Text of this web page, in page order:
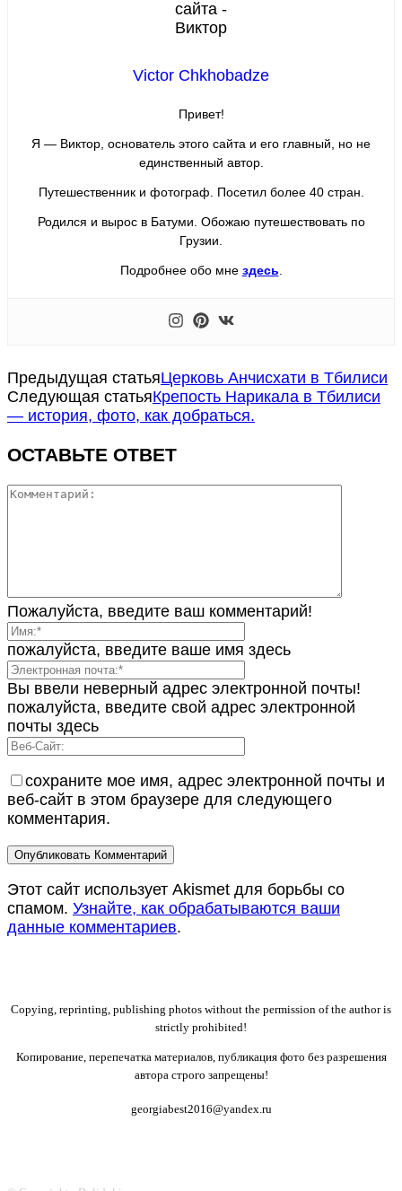
Victor Chkhobadze
Привет!
Я — Виктор, основатель этого сайта и его главный, но не
единственный автор.
Путешественник и фотограф. Посетил более 40 стран.
Родился и вырос в Батуми. Обожаю путешествовать по
Грузии.
Подробнее обо мне здесь
Предыдущая статьяЦерковь Анчисхати в Тбилиси
Следующая статьяКрепость Нарикала в Тбилиси
— история, фото, как добраться.
ОСТАВЬТЕ ОТВЕТ
Пожалуйста, введите ваш комментарий!
пожалуйста, введите ваше имя здесь
Вы ввели неверный адрес электронной почты!
пожалуйста, введите свой адрес электронной
почты здесь
сохраните мое имя, адрес электронной почты и
веб-сайт в этом браузере для следующего
комментария.
Этот сайт использует Akismet для борьбы со
спамом. Узнайте, как обрабатываются ваши
данные комментариев.
Copying, reprinting, publishing photos without the permission of the author is
strictly prohibited!
Копирование, перепечатка материалов, публикация фото без разрешения
автора строго запрещены!
georgiabest2016@yandex.ru